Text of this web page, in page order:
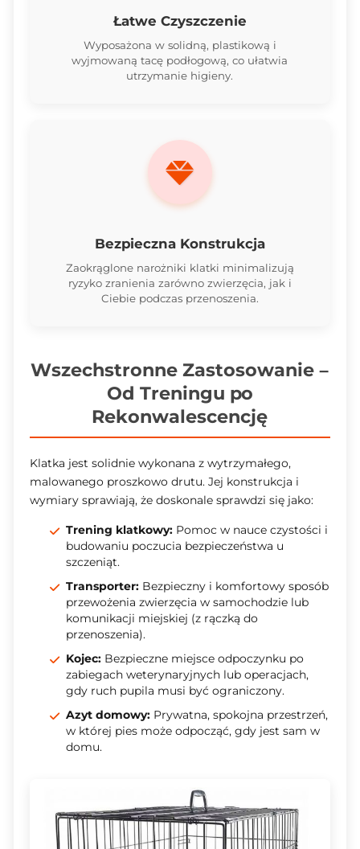
Łatwe Czyszczenie
Wyposażona w solidną, plastikową i
wyjmowaną tacę podłogową, co ułatwia
utrzymanie higieny.
Bezpieczna Konstrukcja
Zaokrąglone narożniki klatki minimalizują
ryzyko zranienia zarówno zwierzęcia, jak i
Ciebie podczas przenoszenia.
Wszechstronne Zastosowanie –
Od Treningu po
Rekonwalescencję
Klatka jest solidnie wykonana z wytrzymałego,
malowanego proszkowo drutu. Jej konstrukcja i
wymiary sprawiają, że doskonale sprawdzi się jako:
Trening klatkowy:Pomoc w nauce czystości i
budowaniu poczucia bezpieczeństwa u
szczeniąt.
Transporter:Bezpieczny i komfortowy sposób
przewożenia zwierzęcia w samochodzie lub
komunikacji miejskiej (z rączką do
przenoszenia).
Kojec:Bezpieczne miejsce odpoczynku po
zabiegach weterynaryjnych lub operacjach,
gdy ruch pupila musi być ograniczony.
Azyt domowy:Prywatna, spokojna przestrzeń,
w której pies może odpocząć, gdy jest sam w
domu.